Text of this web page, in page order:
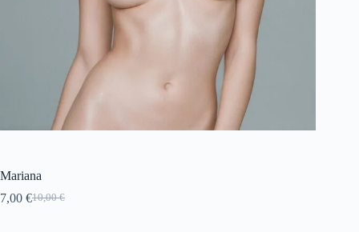
Mariana
10,00€
Le
7,00 €Le